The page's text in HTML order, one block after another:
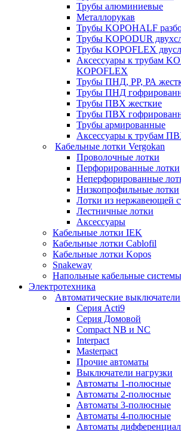
Трубы алюминиевые
Металлорукав
Трубы KOPOHALF
Трубы KOPODUR
Трубы KOPOFLEX
Аксессуары к трубам
KOPOFLEX
Трубы ПНД, РР, РА
Трубы ПНД
Трубы ПВХ жесткие
Трубы ПВХ
Трубы армированные
Аксессуары к трубам
Кабельные лотки Vergokan
Проволочные лотки
Перфорированные лотки
Неперфорированные
Низкопрофильные лотки
Лотки из нержавеющей
Лестничные лотки
Аксессуары
Кабельные лотки IEK
Кабельные лотки Cablofil
Кабельные лотки Kopos
Snakeway
Напольные кабельные системы
Электротехника
Автоматические выключатели
Серия Acti9
Серия Домовой
Compact NB и NC
Interpact
Masterpact
Прочие автоматы
Выключатели нагрузки
Автоматы 1-полюсные
Автоматы 2-полюсные
Автоматы 3-полюсные
Автоматы 4-полюсные
Автоматы